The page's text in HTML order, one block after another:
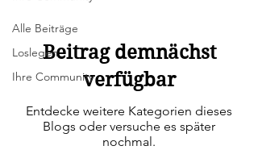
Alle Beiträge
Loslegen
Ihre Community
Beitrag demnächst
verfügbar
Entdecke weitere Kategorien dieses
Blogs oder versuche es später
nochmal.